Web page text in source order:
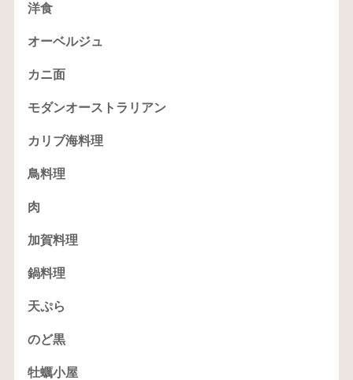
洋食
オーベルジュ
カニ面
モダンオーストラリアン
カリブ海料理
鳥料理
肉
加賀料理
鍋料理
天ぷら
のど黒
牡蠣小屋